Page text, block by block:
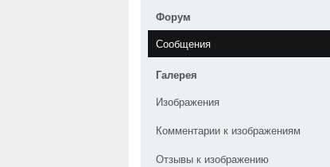
Форум
Сообщения
Галерея
Изображения
Комментарии к изображениям
Отзывы к изображению